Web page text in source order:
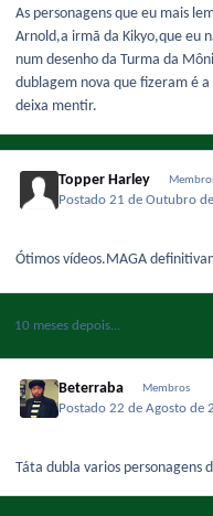
As personagens que eu mais
Arnold,a irmã da Kikyo,que eu
num desenho da Turma da
dublagem nova que fizeram é
deixa mentir.
Topper Harley
Postado21 de Outubro
Ótimos vídeos.MAGA
10 meses depois...
Beterraba Membros
Postado22 de Agosto de
Táta dubla varios personagens